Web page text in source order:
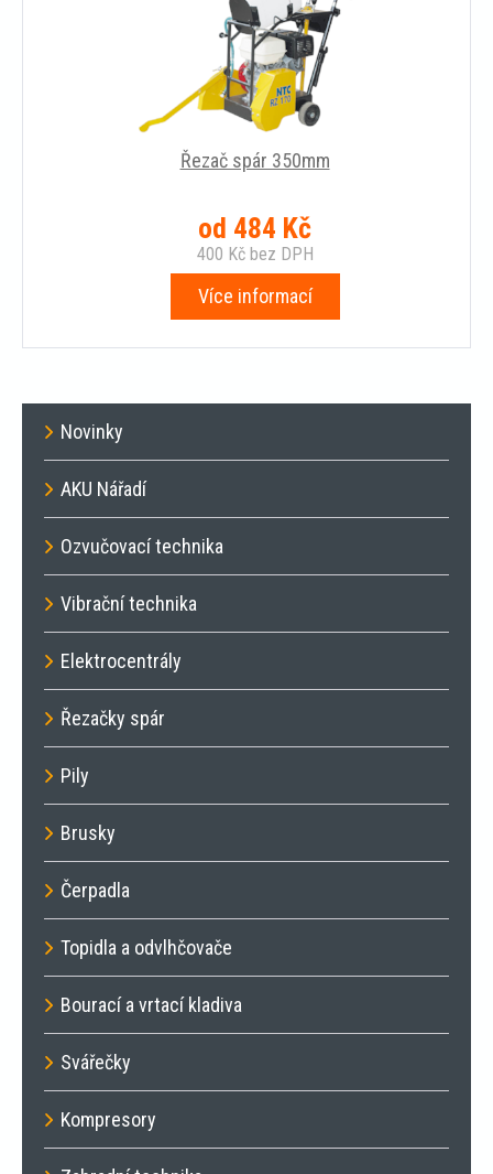
Řezač spár 350mm
od 484 Kč
400 Kčbez DPH
Více informací
Novinky
AKU Nářadí
Ozvučovací technika
Vibrační technika
Elektrocentrály
Řezačky spár
Pily
Brusky
Čerpadla
Topidla a odvlhčovače
Bourací a vrtací kladiva
Svářečky
Kompresory